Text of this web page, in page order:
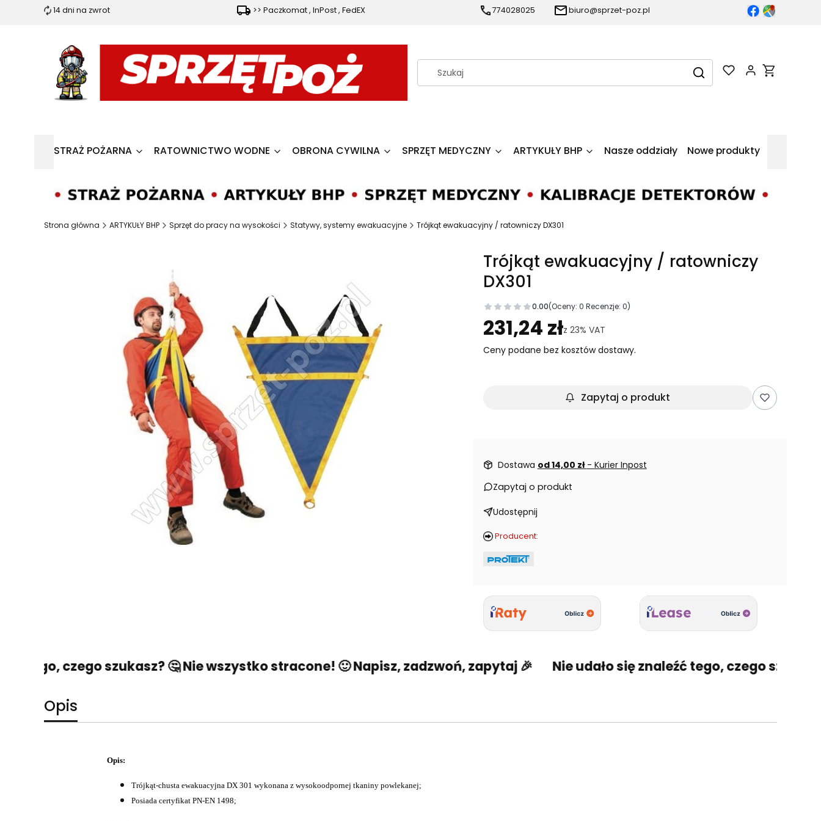
14 dni na zwrot >> Paczkomat , InPost , FedEX 774028025 biuro@sprzet-poz.pl
WyczyśćSzukaj
Produkty w
STRAŻ POŻARNA RATOWNICTWO WODNE OBRONA CYWILNA SPRZĘT MEDYCZNY ARTYKUŁY BHP Nasze oddziały Nowe produkty
Strona główna ARTYKUŁY BHP Sprzęt do pracy na wysokości Statywy, systemy ewakuacyjne Trójkąt ewakuacyjny / ratowniczy DX301
Trójkąt ewakuacyjny / ratowniczy
DX301
0.00(Oceny: 0 Recenzje: 0)
Przejdź do sekcji Opinie
231,24 złz 23% VAT
Ceny podane bez kosztów dostawy.
Zapytaj o produkt
Dostawa od 14,00 zł - Kurier Inpost
Zapytaj o produkt
Udostępnij
Producent:
tego, czego szukasz? 🤔 Nie wszystko stracone! 🙂 Napisz, zadzwoń, zapytaj 🎉 Nie udało się znaleźć tego, czego
Opis
Opis:
Trójkąt-chusta ewakuacyjna DX 301 wykonana z wysokoodpornej tkaniny powlekanej;
Posiada certyfikat PN-EN 1498;